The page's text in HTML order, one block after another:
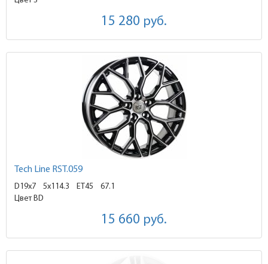
15 280 руб.
Tech Line RST.059
D19x7 5x114.3 ET45
67.1
Цвет BD
15 660 руб.